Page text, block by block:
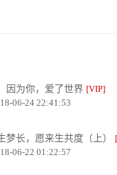
因为你，爱了世界 [VIP]
06-24 22:41:53
梦长，愿来生共度（上）
06-22 01:22:57